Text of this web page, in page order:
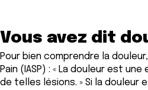
Vous avez dit
Pour bien comprendre la
Pain (IASP) : « La douleur est
de telles lésions. » Si la